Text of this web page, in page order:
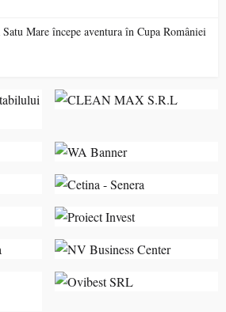
începe aventura în Cupa României